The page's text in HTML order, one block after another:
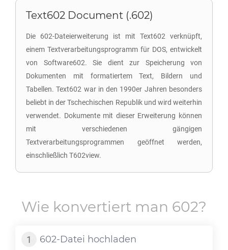
Text602 Document (.602)
Die 602-Dateierweiterung ist mit Text602 verknüpft,
einem Textverarbeitungsprogramm für DOS, entwickelt
von Software602. Sie dient zur Speicherung von
Dokumenten mit formatiertem Text, Bildern und
Tabellen. Text602 war in den 1990er Jahren besonders
beliebt in der Tschechischen Republik und wird weiterhin
verwendet. Dokumente mit dieser Erweiterung können
mit verschiedenen gängigen
Textverarbeitungsprogrammen geöffnet werden,
einschließlich T602view.
Wie konvertiert man 602?
602-Datei hochladen